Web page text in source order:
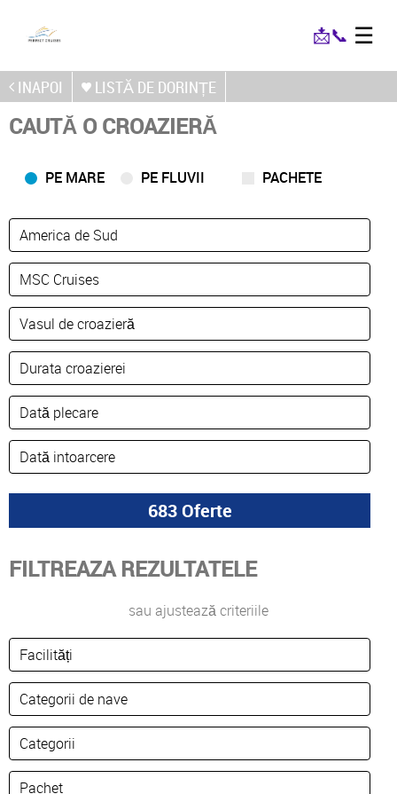
📩📞 ☰
INAPOI LISTĂ DE DORINȚE
CAUTĂ O CROAZIERĂ
PE MARE PE FLUVII PACHETE
FILTREAZA REZULTATELE
sau ajustează criteriile